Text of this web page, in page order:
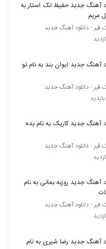
بری برو (سعید علیپور) از وحید
Amir Jalilian Ye
Ebrahim Fallah
هی تو (همراه با کی راد) از کارن
بر میگردی
آهنگ جدید حفیظ تک استار به
مریم
قیر - دانلود آهنگ جدبد
آهنگ جدید ایوان بند به نام تو
قیر - دانلود آهنگ جدبد
آهنگ جدید کاریک به نام بده
قیر - دانلود آهنگ جدبد
آهنگ جدید روزبه بمانی به نام
قیر - دانلود آهنگ جدبد
آهنگ جدید رضا شیری به نام